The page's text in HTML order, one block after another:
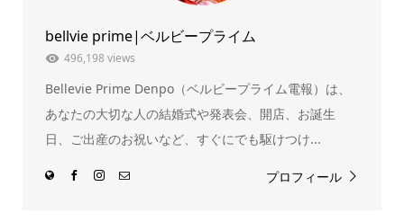
す) ィ
ン
ド
開
ま
す)
bellvie prime|ベルビープライム
496,198 views
Bellevie Prime Denpo（ベルビープライム電報）は、
あなたの大切な人の結婚式や発表会、開店、お誕生
日、ご出産のお祝いなど、すぐにでも駆けつけ...
プロフィール